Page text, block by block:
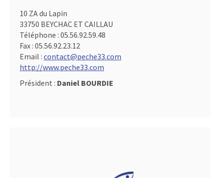
10 ZA du Lapin
33750 BEYCHAC ET CAILLAU
Téléphone : 05.56.92.59.48
Fax : 05.56.92.23.12
Email : contact@peche33.com
http://www.peche33.com
Président : Daniel BOURDIE